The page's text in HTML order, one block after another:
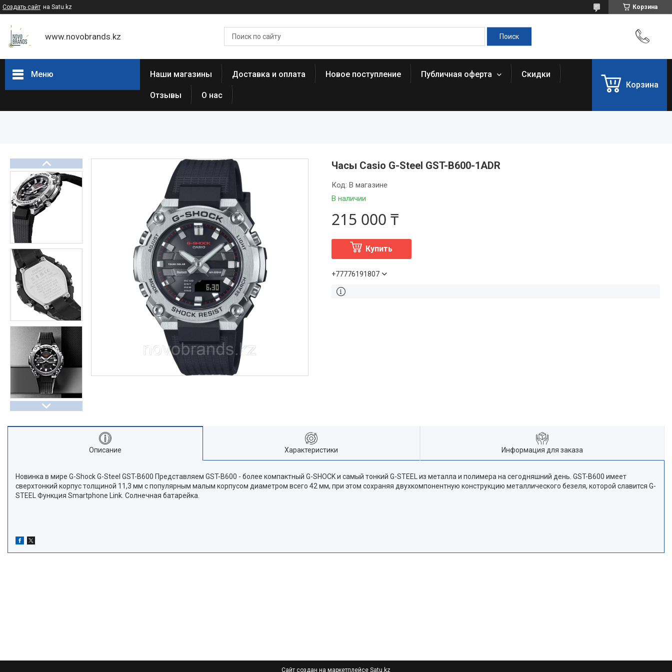
Создать сайт на Satu.kz Корзина
www.novobrands.kz
Меню
Часы Casio Pro Trek
Atlantic (Швейцария,est 1888)
Casio-Женские часы
Часы Casio Retro
Часы ORIENT
Часы Восток (Чистопольский
завод)
Часы Seiko
Casio спортивные часы
Будильники / настольные часы
Парные модели | СКИДКИ
Новости
Статьи
Наши магазины Доставка и оплата Новое поступление Публичная оферта Скидки
Отзывы О нас
Корзина
Часы Casio G-Steel GST-B600-1ADR
В наличии
Код: В магазине
215 000 ₸
Купить
+77776191807
Описание Характеристики Информация для заказа
Новинка в мире G-Shock G-Steel GST-B600 Представляем GST-B600 - более компактный G-SHOCK и самый тонкий G-STEEL из металла и полимера на сегодняшний день. GST-B600 имеет
сверхтонкий корпус толщиной 11,3 мм с популярным малым корпусом диаметром всего 42 мм, при этом сохраняя двухкомпонентную конструкцию металлического безеля, которой славится G-
STEEL Функция Smartphone Link. Cолнечная батарейка.
Сайт создан на маркетплейсе Satu.kz